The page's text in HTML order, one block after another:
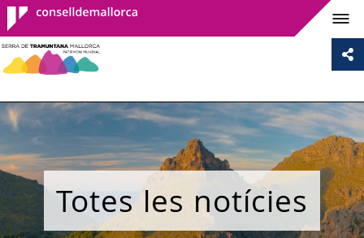
Consell de
Mallorca
Totes les notícies